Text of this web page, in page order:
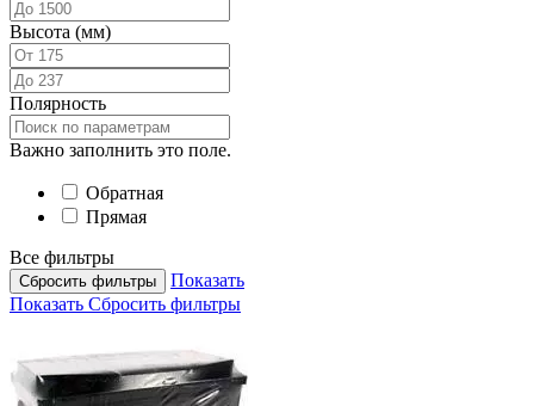
Высота (мм)
Полярность
Важно заполнить это поле.
Обратная
Прямая
Все фильтры
Сбросить фильтры
Показать
Показать Сбросить фильтры